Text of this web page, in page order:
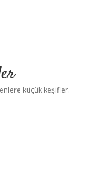
küçük keşifler.